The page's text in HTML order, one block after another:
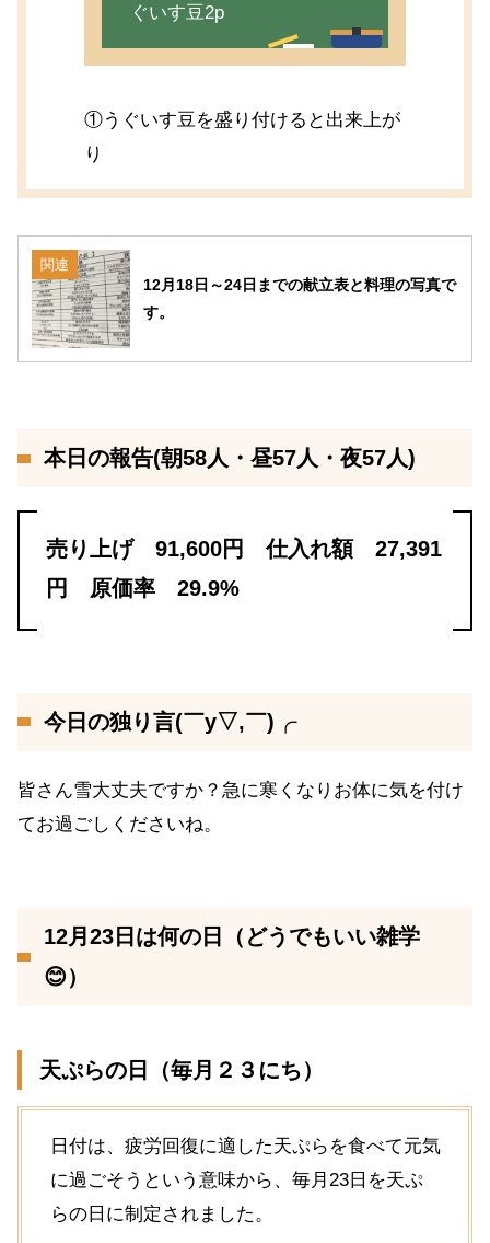
ぐいす豆2p
①うぐいす豆を盛り付けると出来上が
り
関連
12月18日～24日までの献立表と料理の写真で
す。
本日の報告(朝58人・昼57人・夜57人)
売り上げ 91,600円 仕入れ額 27,391
円 原価率 29.9%
今日の独り言(￣y▽,￣)╭
皆さん雪大丈夫ですか？急に寒くなりお体に気を付け
てお過ごしくださいね。
12月23日は何の日（どうでもいい雑学
😊）
天ぷらの日（毎月２３にち）
日付は、疲労回復に適した天ぷらを食べて元気
に過ごそうという意味から、毎月23日を天ぷ
らの日に制定されました。